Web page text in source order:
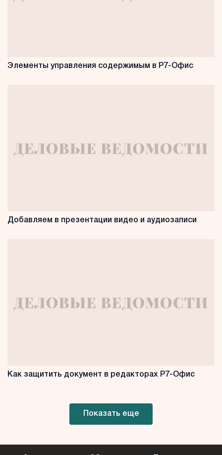
Элементы управления содержимым в Р7-Офис
Добавляем в презентации видео и аудиозаписи
Как защитить документ в редакторах Р7-Офис
Показать еще